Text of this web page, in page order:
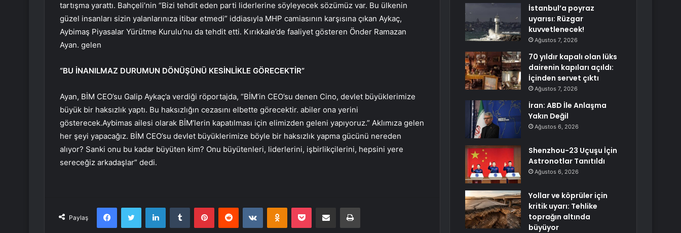
tartışma yarattı. Bahçeli’nin “Bizi tehdit eden parti liderlerine söyleyecek sözümüz var. Bu ülkenin
güzel insanları sizin yalanlarınıza itibar etmedi” iddiasıyla MHP camiasının karşısına çıkan Aykaç,
Aybimaş Piyasalar Yürütme Kurulu’nu da tehdit etti. Kırıkkale’de faaliyet gösteren Önder Ramazan
Ayan. gelen
“BU İNANILMAZ DURUMUN DÖNÜŞÜNÜ KESİNLİKLE GÖRECEKTİR”
Ayan, BİM CEO’su Galip Aykaç’a verdiği röportajda, “BİM’in CEO’su denen Cino, devlet büyüklerimize
büyük bir haksızlık yaptı. Bu haksızlığın cezasını elbette görecektir. abiler ona yerini
gösterecek.Aybimas ailesi olarak BİM’lerin kapatılması için elimizden geleni yapıyoruz.” Aklımıza gelen
her şeyi yapacağız. BİM CEO’su devlet büyüklerimize böyle bir haksızlık yapma gücünü nereden
alıyor? Sanki onu bu kadar büyüten kim? Onu büyütenleri, liderlerini, işbirlikçilerini, hepsini yere
sereceğiz arkadaşlar” dedi.
Paylaş
FacebookTwitter LinkedInTumblr PinterestReddit VKontakteOdnoklassniki
Pocket E-Posta ile paylaş Yazdır
İstanbul’a poyraz
uyarısı: Rüzgar
kuvvetlenecek!
Ağustos 7, 2026
70 yıldır kapalı olan lüks
dairenin kapıları açıldı:
İçinden servet çıktı
Ağustos 7, 2026
İran: ABD İle Anlaşma
Yakın Değil
Ağustos 6, 2026
Shenzhou-23 Uçuşu İçin
Astronotlar Tanıtıldı
Ağustos 6, 2026
Yollar ve köprüler için
kritik uyarı: Tehlike
toprağın altında
büyüyor